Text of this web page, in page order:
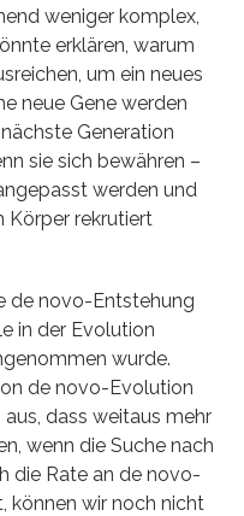
weniger komplex,
erklären, warum
um ein neues
neue Gene werden
Generation
sie sich bewähren –
werden und
Körper rekrutiert
de novo-Entstehung
in der Evolution
wurde.
de novo-Evolution
dass weitaus mehr
wenn die Suche nach
die Rate an de novo-
können wir noch nicht